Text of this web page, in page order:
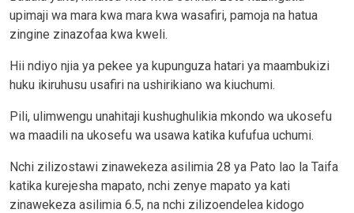
upimaji wa mara kwa mara kwa wasafiri, pamoja na hatua
zingine zinazofaa kwa kweli.
Hii ndiyo njia ya pekee ya kupunguza hatari ya maambukizi
huku ikiruhusu usafiri na ushirikiano wa kiuchumi.
Pili, ulimwengu unahitaji kushughulikia mkondo wa ukosefu
wa maadili na ukosefu wa usawa katika kufufua uchumi.
Nchi zilizostawi zinawekeza asilimia 28 ya Pato lao la Taifa
katika kurejesha mapato, nchi zenye mapato ya kati
zinawekeza asilimia 6.5, na nchi zilizoendelea kidogo